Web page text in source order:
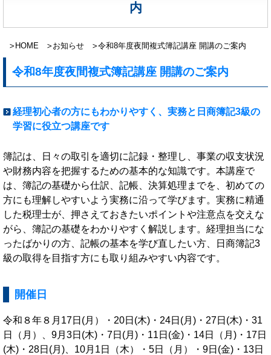
内
HOME お知らせ 令和8年度夜間複式簿記講座 開講のご案内
令和8年度夜間複式簿記講座 開講のご案内
経理初心者の方にもわかりやすく、実務と日商簿記3級の
学習に役立つ講座です
簿記は、日々の取引を適切に記録・整理し、事業の収支状況
や財務内容を把握するための基本的な知識です。本講座で
は、簿記の基礎から仕訳、記帳、決算処理までを、初めての
方にも理解しやすいよう実務に沿って学びます。実務に精通
した税理士が、押さえておきたいポイントや注意点を交えな
がら、簿記の基礎をわかりやすく解説します。経理担当にな
ったばかりの方、記帳の基本を学び直したい方、日商簿記3
級の取得を目指す方にも取り組みやすい内容です。
開催日
令和８年８月17日(月）・20日(木)・24日(月)・27日(木)・31
日（月）、9月3日(木)・7日(月)・11日(金)・14日（月)・17日
(木)・28日(月)、10月1日（木）・5日（月）・9日(金)・13日